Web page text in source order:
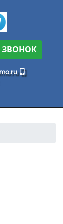
ЗВОНОК